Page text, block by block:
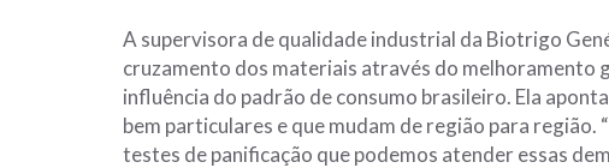
A supervisora de qualidade industrial da Biotrigo
cruzamento dos materiais através do melhoramento
influência do padrão de consumo brasileiro. Ela
bem particulares e que mudam de região para
testes de panificação que podemos atender essas